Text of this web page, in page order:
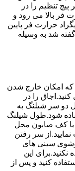
تنظیم را در
حرارت فر بالا می رود و
شود ۱۵ درجه سانتیگراد حرارت فر پایین
شد به وسیله
امکان خارج شدن
را در
دو سر شیلنگ به
شود.طول شیلنگ
با کف صابون محل
سر رفتن
سینی های
این
کنید و پس از